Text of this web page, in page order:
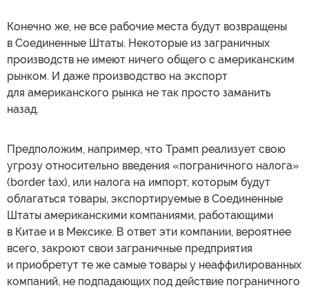
Конечно же, не все рабочие места будут возвращены
в Соединенные Штаты. Некоторые из заграничных
производств не имеют ничего общего с американским
рынком. И даже производство на экспорт
для американского рынка не так просто заманить
назад.
Предположим, например, что Трамп реализует свою
угрозу относительно введения «пограничного налога»
(border tax), или налога на импорт, которым будут
облагаться товары, экспортируемые в Соединенные
Штаты американскими компаниями, работающими
в Китае и в Мексике. В ответ эти компании, вероятнее
всего, закроют свои заграничные предприятия
и приобретут те же самые товары у неаффилированных
компаний, не подпадающих под действие пограничного